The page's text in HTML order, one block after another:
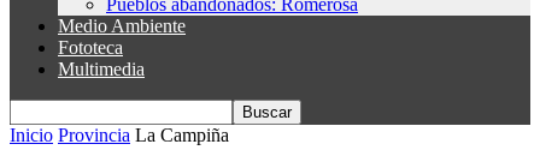
Pueblos abandonados: Romerosa
Medio Ambiente
Fototeca
Multimedia
Inicio Provincia La Campiña